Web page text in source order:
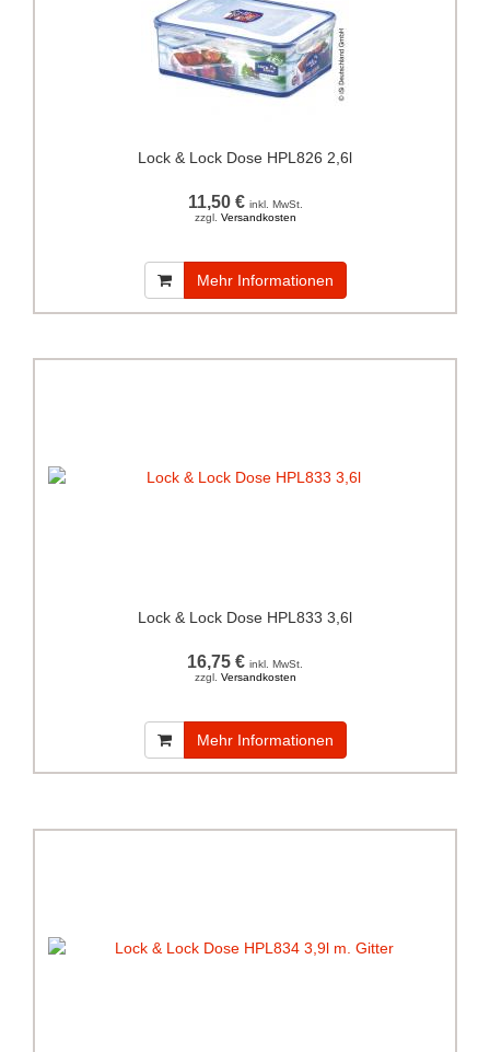
Lock & Lock Dose HPL826 2,6l
11,50 € inkl. MwSt.
zzgl. Versandkosten
Mehr Informationen
Lock & Lock Dose HPL833 3,6l
16,75 € inkl. MwSt.
zzgl. Versandkosten
Mehr Informationen